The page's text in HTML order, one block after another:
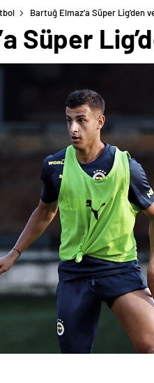
Bartuğ Elmaz’a Süper Lig’den
Süper